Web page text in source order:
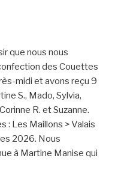
que nous nous
des Couettes
midi et avons reçu 9
S., Mado, Sylvia,
R. et Suzanne.
: Les Maillons > Valais
2026. Nous
à Martine Manise qui